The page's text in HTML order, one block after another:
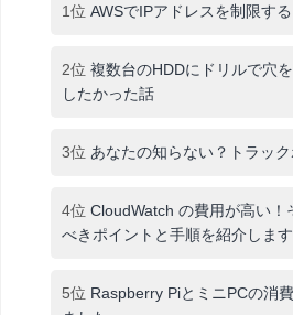
1位 AWSでIPアドレスを制限す
2位 複数台のHDDにドリルで穴
したかった話
3位 あなたの知らない？トラッ
4位 CloudWatch の費用が高い！
べきポイントと手順を紹介します
5位 Raspberry PiとミニPCの消